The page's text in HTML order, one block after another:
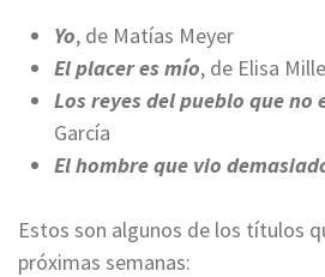
Yo, de Matías Meyer
El placer es mío, de Elisa
Los reyes del pueblo que no
García
El hombre que vio
Estos son algunos de los títulos
próximas semanas: